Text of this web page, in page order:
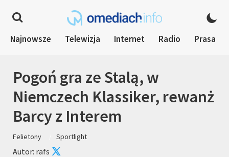
Najnowsze Telewizja Internet Radio Prasa
Pogoń gra ze Stalą, w
Niemczech Klassiker, rewanż
Barcy z Interem
Felietony Sportlight
Autor: rafs